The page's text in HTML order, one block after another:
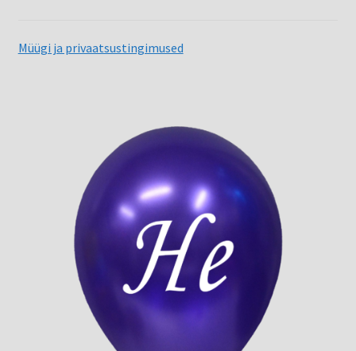
Müügi ja privaatsustingimused